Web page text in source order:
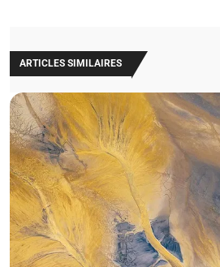
ARTICLES SIMILAIRES